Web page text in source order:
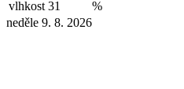
vlhkost 31
%
neděle 9. 8. 2026